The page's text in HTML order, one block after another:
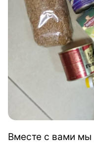
Вместе с вами